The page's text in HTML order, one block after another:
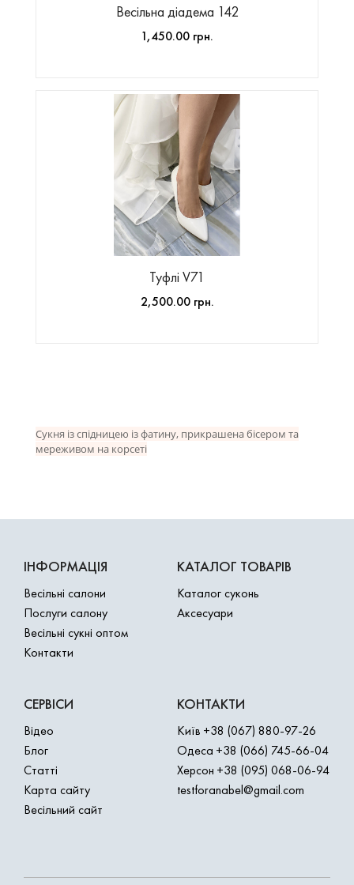
Весільна діадема 142
1,450.00 грн.
Туфлі V71
2,500.00 грн.
Сукня із спідницею із фатину, прикрашена бісером та
мереживом на корсеті
ІНФОРМАЦІЯ
Весільні салони
Послуги салону
Весільні сукні оптом
Контакти
КАТАЛОГ ТОВАРІВ
Каталог суконь
Аксесуари
СЕРВІСИ
Відео
Блог
Статті
Карта сайту
Весільний сайт
КОНТАКТИ
Київ +38 (067) 880-97-26
Одеса +38 (066) 745-66-04
Херсон +38 (095) 068-06-94
testforanabel@gmail.com